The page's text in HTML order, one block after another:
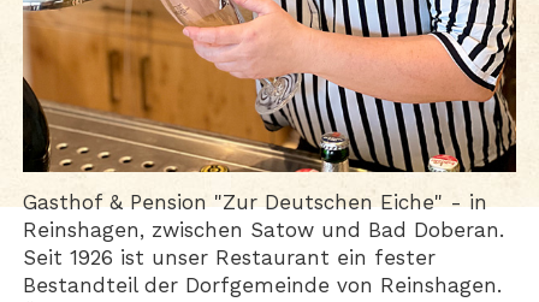
Gasthof & Pension "Zur Deutschen Eiche" - in
Reinshagen, zwischen Satow und Bad Doberan.
Seit 1926 ist unser Restaurant ein fester
Bestandteil der Dorfgemeinde von Reinshagen.